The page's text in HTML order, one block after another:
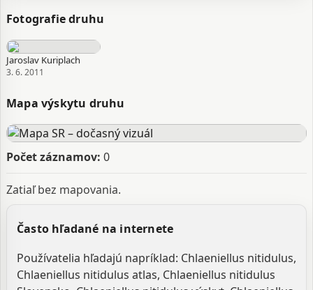
Fotografie druhu
Jaroslav Kuriplach
3. 6. 2011
Mapa výskytu druhu
Počet záznamov: 0
Zatiaľ bez mapovania.
Často hľadané na internete
Používatelia hľadajú napríklad: Chlaeniellus nitidulus,
Chlaeniellus nitidulus atlas, Chlaeniellus nitidulus